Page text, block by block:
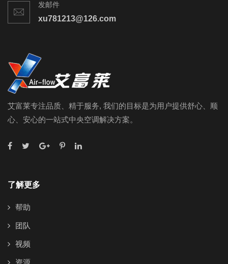
发邮件
xu781213@126.com
艾富莱专注品质、精于服务, 我们的目标是为用户提供舒心、顺
心、安心的一站式中央空调解决方案。
了解更多
帮助
团队
视频
资源